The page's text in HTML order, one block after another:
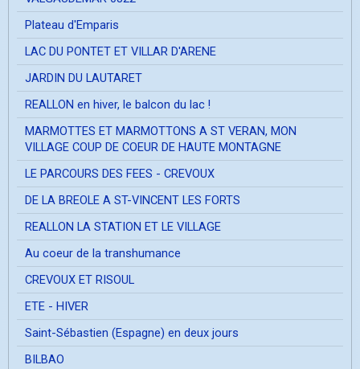
Plateau d'Emparis
LAC DU PONTET ET VILLAR D'ARENE
JARDIN DU LAUTARET
REALLON en hiver, le balcon du lac !
MARMOTTES ET MARMOTTONS A ST VERAN, MON
VILLAGE COUP DE COEUR DE HAUTE MONTAGNE
LE PARCOURS DES FEES - CREVOUX
DE LA BREOLE A ST-VINCENT LES FORTS
REALLON LA STATION ET LE VILLAGE
Au coeur de la transhumance
CREVOUX ET RISOUL
ETE - HIVER
Saint-Sébastien (Espagne) en deux jours
BILBAO